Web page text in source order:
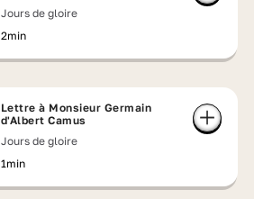
Jours de gloire
2min
Lettre à Monsieur Germain
d'Albert Camus
Jours de gloire
1min